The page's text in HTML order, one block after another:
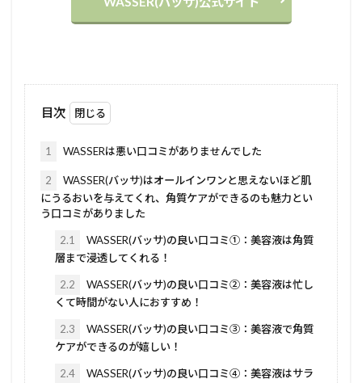
目次
1 WASSERは悪い口コミがありませんでした
2
WASSER(バッサ)はオールインワンと思えないほど肌
にうるおいを与えてくれ、角質ケアができるのも魅力とい
う口コミがありました
2.1
WASSER(バッサ)の良い口コミ①：美容液は角質
層まで浸透してくれる！
2.2
WASSER(バッサ)の良い口コミ②：美容液は忙し
くて時間がない人におすすめ！
2.3
WASSER(バッサ)の良い口コミ③：美容液で角質
ケアができるのが嬉しい！
2.4
WASSER(バッサ)の良い口コミ④：美容液はサラ